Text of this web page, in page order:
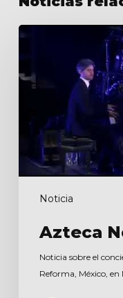
Noticia
Azteca
Azteca
Noticia sobre el
Reforma, México, en